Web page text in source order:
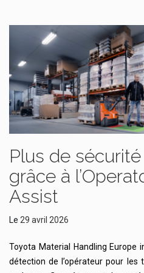
Plus de
grâce à
Assist
Le 29 avril 2026
Toyota Material Handling Europe
détection de l’opérateur pour les